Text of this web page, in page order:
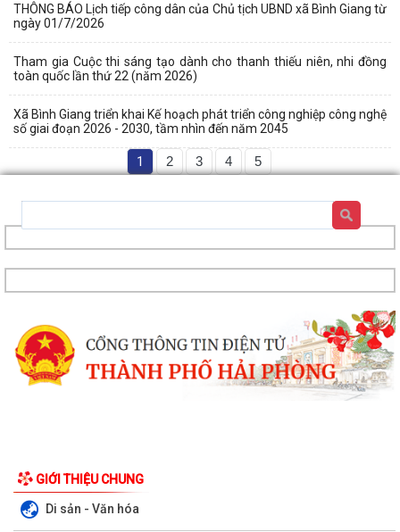
THÔNG BÁO Lịch tiếp công dân của Chủ tịch UBND xã Bình Giang từ
ngày 01/7/2026
Tham gia Cuộc thi sáng tạo dành cho thanh thiếu niên, nhi đồng
toàn quốc lần thứ 22 (năm 2026)
Xã Bình Giang triển khai Kế hoạch phát triển công nghiệp công nghệ
số giai đoạn 2026 - 2030, tầm nhìn đến năm 2045
1 2 3 4 5
GIỚI THIỆU CHUNG
Di sản - Văn hóa